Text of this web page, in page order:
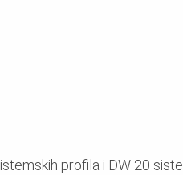
profila i DW 20